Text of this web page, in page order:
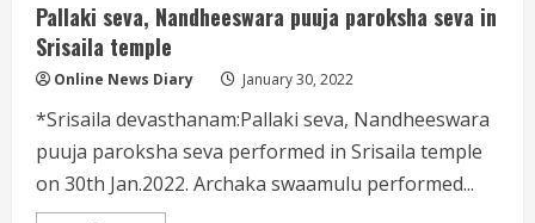
Pallaki seva, Nandheeswara puuja paroksha seva in
Srisaila temple
Online News Diary January 30, 2022
*Srisaila devasthanam:Pallaki seva, Nandheeswara
puuja paroksha seva performed in Srisaila temple
on 30th Jan.2022. Archaka swaamulu performed...